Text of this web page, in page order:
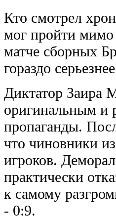
Кто смотрел
мог пройти мимо
матче сборных
гораздо
Диктатор Заира
оригинальным и
пропаганды.
что чиновники
игроков.
практически
к самому
- 0:9.